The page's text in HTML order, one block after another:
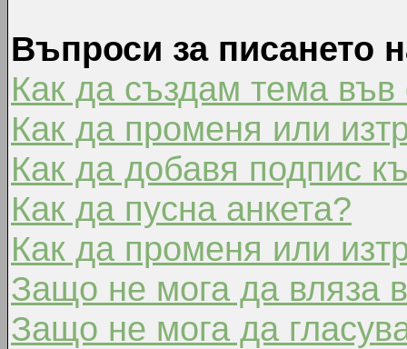
Въпроси за писането
Как да създам тема
Как да променя или
Как да добавя подпис
Как да пусна анкета?
Как да променя или
Защо не мога да вляза
Защо не мога да